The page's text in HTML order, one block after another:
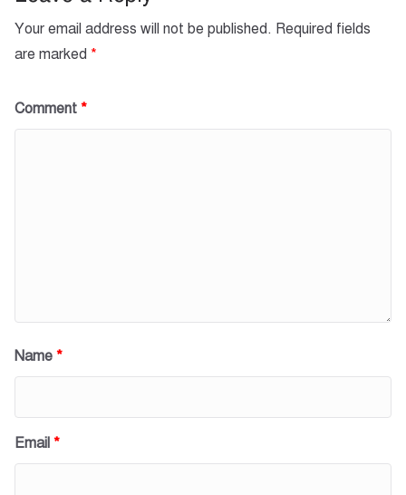
Your email address will not be published. Required fields
are marked *
Comment *
Name *
Email *